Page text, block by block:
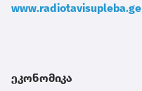
www.radiotavisupleba.ge
ეკონომიკა